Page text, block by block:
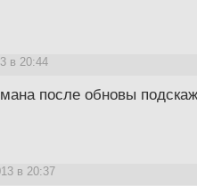
в 20:44
после обновы
в 20:37